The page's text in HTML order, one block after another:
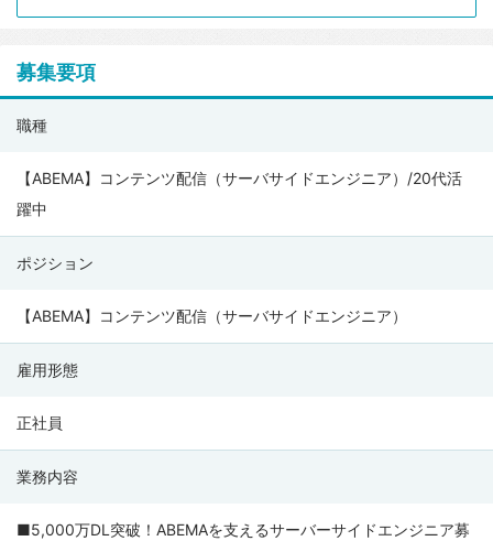
募集要項
サ
ェ
職種
【ABEMA】コンテンツ配信（サーバサイドエンジニア）/20代活
躍中
ポジション
【ABEMA】コンテンツ配信（サーバサイドエンジニア）
雇用形態
正社員
業務内容
■5,000万DL突破！ABEMAを支えるサーバーサイドエンジニア募